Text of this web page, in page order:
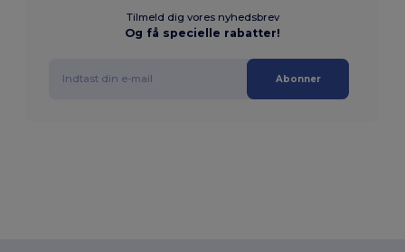
Tilmeld dig vores nyhedsbrev
Og få specielle rabatter!
Abonner